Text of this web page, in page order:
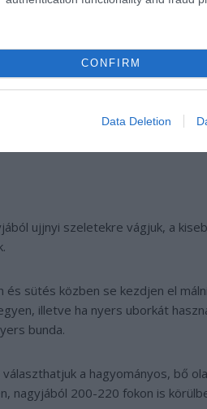
CONFIRM
Data Deletion
ujjnyi szeletekre vágjuk, a
és sütés közben se kezdjen el
illetve ha nyers uborkát
bunda.
a hagyományos, bő
nagyjából 200-220 fokon is